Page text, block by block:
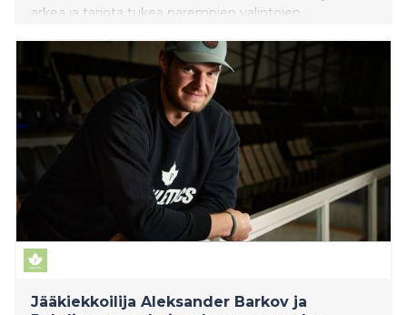
arkea ja tarjota tukea parempien valintojen
Jääkiekkoilija Aleksander Barkov ja